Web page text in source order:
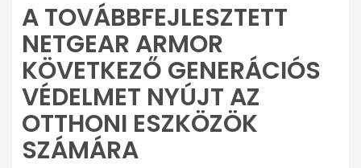
A TOVÁBBFEJLESZTETT
NETGEAR ARMOR
KÖVETKEZŐ GENERÁCIÓS
VÉDELMET NYÚJT AZ
OTTHONI ESZKÖZÖK
SZÁMÁRA